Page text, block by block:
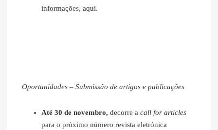
informações, aqui.
Oportunidades – Submissão de artigos e publicações
Até 30 de novembro, decorre a call for articles
para o próximo número revista eletrónica